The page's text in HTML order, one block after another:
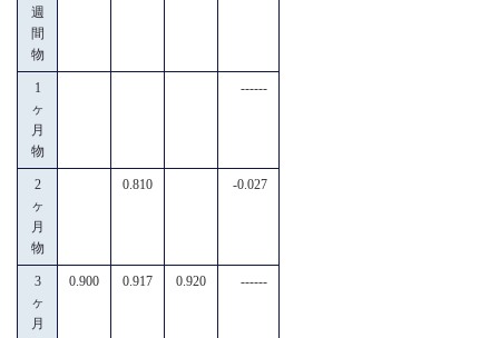
週
間
物
1
ヶ
月
物
------
2
ヶ
月
物
0.810 -0.027
3
ヶ
月
0.900 0.917 0.920 ------